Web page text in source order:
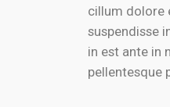
cillum dolore
suspendisse
in est ante in
pellentesque